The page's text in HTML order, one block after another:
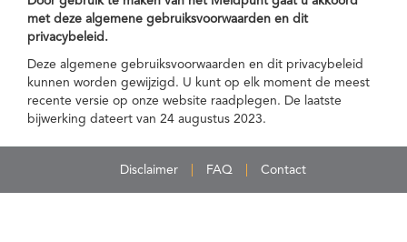
met deze algemene gebruiksvoorwaarden en dit
privacybeleid.
Deze algemene gebruiksvoorwaarden en dit privacybeleid
kunnen worden gewijzigd. U kunt op elk moment de meest
recente versie op onze website raadplegen. De laatste
bijwerking dateert van 24 augustus 2023.
Disclaimer FAQ Contact